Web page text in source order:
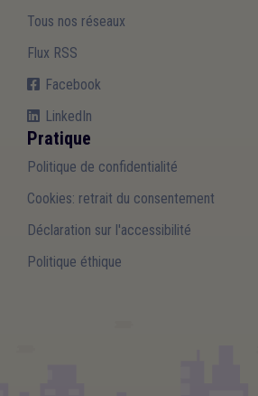
Tous nos réseaux
Flux RSS
Facebook
LinkedIn
Pratique
Politique de confidentialité
Cookies: retrait du consentement
Déclaration sur l'accessibilité
Politique éthique